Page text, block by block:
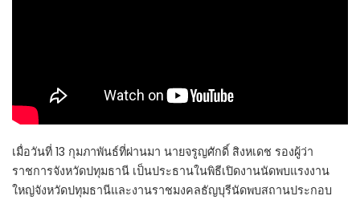
เมื่อวันที่ 13 กุมภาพันธ์ที่ผ่านมา นายจรูญศักดิ์ สิงหเดช รองผู้ว่า
ราชการจังหวัดปทุมธานี เป็นประธานในพิธีเปิดงานนัดพบแรงงาน
ใหญ่จังหวัดปทุมธานีและงานราชมงคลธัญบุรีนัดพบสถานประกอบ